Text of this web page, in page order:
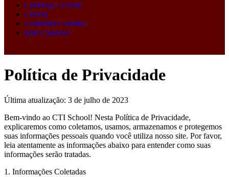
Conheça a Escola
Cursos
Conteúdo Gratuito
Fale Conosco
Política de Privacidade
Última atualização: 3 de julho de 2023
Bem-vindo ao CTI School! Nesta Política de Privacidade,
explicaremos como coletamos, usamos, armazenamos e protegemos
suas informações pessoais quando você utiliza nosso site. Por favor,
leia atentamente as informações abaixo para entender como suas
informações serão tratadas.
1. Informações Coletadas